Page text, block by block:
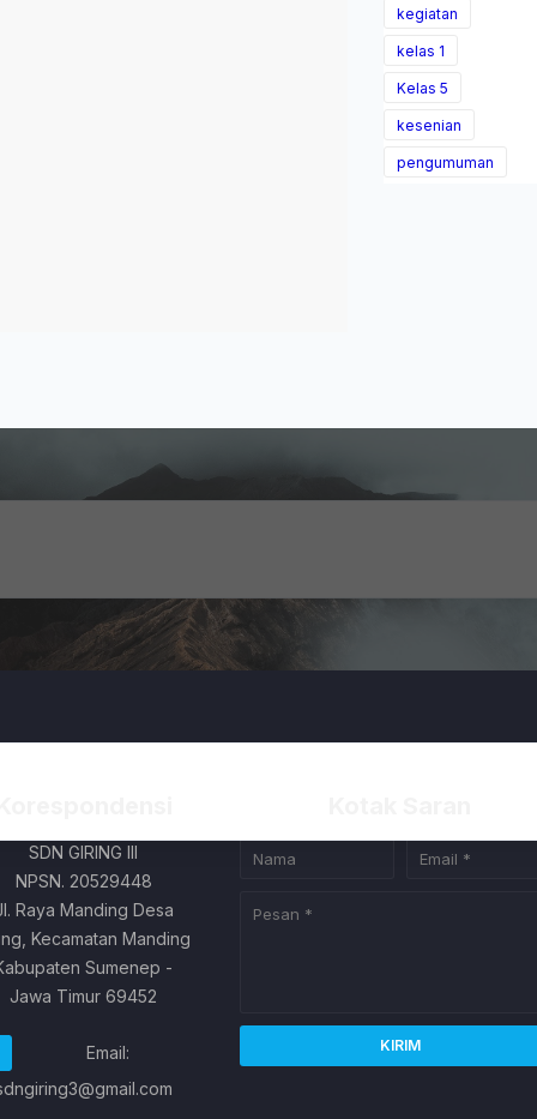
kegiatan
kelas 1
Kelas 5
kesenian
pengumuman
SDN GIRING III
NPSN. 20529448
Raya Manding Desa
Kecamatan Manding
Sumenep -
Jawa Timur 69452
Email: